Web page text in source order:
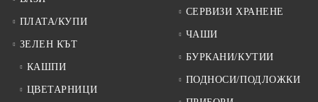
ПЛАТА/КУПИ
ЗЕЛЕН КЪТ
КАШПИ
ЦВЕТАРНИЦИ
СЕРВИЗИ ХРАНЕНЕ
ЧАШИ
БУРКАНИ/КУТИИ
ПОДНОСИ/ПОДЛОЖКИ